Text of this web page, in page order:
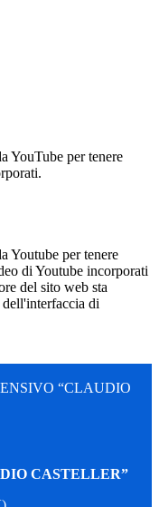
YouTube per tenere
Youtube per tenere
di Youtube incorporati
del sito web sta
di
“CLAUDIO
CASTELLER”